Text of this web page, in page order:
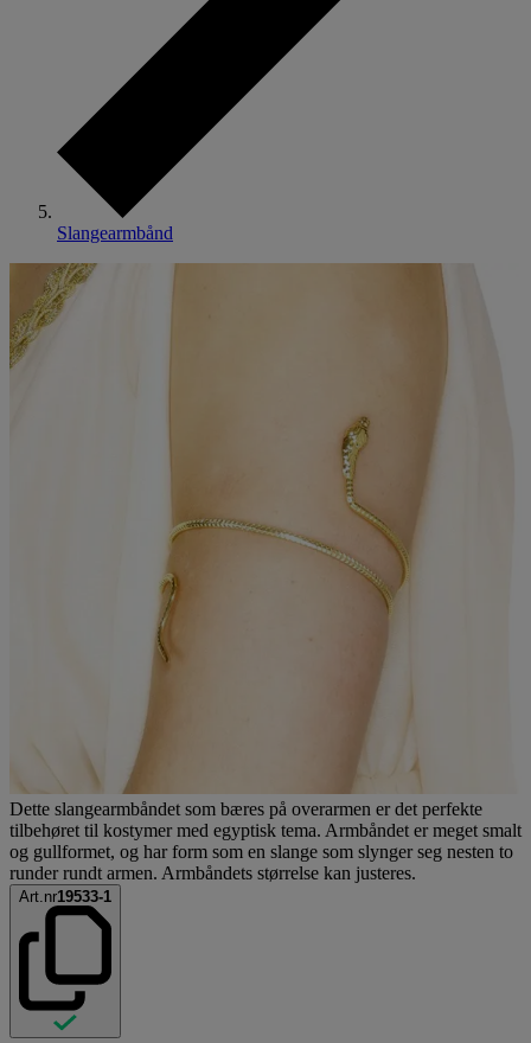
Slangearmbånd
Dette slangearmbåndet som bæres på overarmen er det perfekte
tilbehøret til kostymer med egyptisk tema. Armbåndet er meget smalt
og gullformet, og har form som en slange som slynger seg nesten to
runder rundt armen. Armbåndets størrelse kan justeres.
Art.nr19533-1